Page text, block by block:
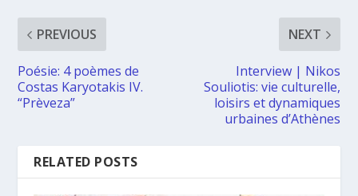
PREVIOUS
Poésie: 4 poèmes de
Costas Karyotakis IV.
“Prèveza”
NEXT
Interview | Nikos
Souliotis: vie culturelle,
loisirs et dynamiques
urbaines d’Athènes
RELATED POSTS